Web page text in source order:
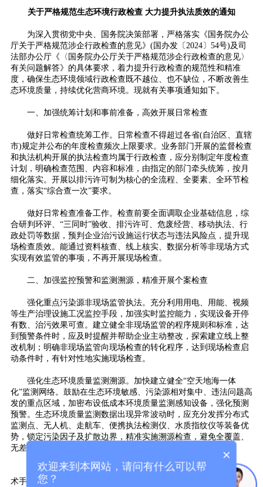
关于严格规范生态环境行政检查 大力提升执法质效的通知
为深入贯彻党中央、国务院决策部署，严格落实《国务院办公
厅关于严格规范涉企行政检查的意见》(国办发〔2024〕54号)及司
法部办公厅《〈国务院办公厅关于严格规范涉企行政检查的意见〉
有关问题解答》的具体要求，着力提升行政检查的规范性和精准
度，确保生态环境领域行政检查既不越位、也不缺位，不断改善生
态环境质量，持续优化营商环境。现就有关事项通知如下。
一、加强统筹计划和事前准备，高效开展日常检查
做好日常检查统筹工作。日常检查不得超过各省(自治区、直辖
市)规定并公布的年度检查频次上限要求。业务部门开展的监督检查
和执法机构开展的执法检查均属于行政检查，应分别制定年度检查
计划，明确检查范围、内容和标准，由指定的部门牵头统筹，按月
细化落实。开展以排污许可制为核心的全流程、全要素、全环节检
查，落实“综合查一次”要求。
做好日常检查准备工作。检查前要全面调取企业基础信息，综
合研判环评、“三同时”验收、排污许可、危废经营、移动执法、行
政处罚等数据，预判企业治污设施运行状态与违法风险点，提升现
场检查质效。能通过资料核查、线上核实、数据分析等非现场方式
实现有效监管的事项，不再开展现场检查。
二、加强监控预警和监测溯源，精准开展个案检查
强化重点污染源非现场监管执法。充分利用用电、用能、视频
等生产治理设施工况监控手段，加强实时监控能力，实现设备开停
有数、治污效果可查。建立健全非现场监管的程序规则和标准，达
到预警条件时，应及时提醒并帮助企业主动整改，探索建立线上整
改机制；明确非现场监管向现场检查的转化程序，达到现场检查启
动条件时，有针对性地实施现场检查。
强化生态环境质量监测溯源。加快建立健全“空天地海一体
化”监测网络。鼓励在生态环境敏感、污染源相对集中、违法问题高
发的重点区域，加密布设低成本环境质量监测感知设备，强化预测
预警。生态环境质量监测数据出现异常波动时，应充分发挥分布式
监测点、无人机、走航车、便携执法检测仪、水质指纹仪等装备优
势，锁定污染因子及扩散边界，精准实施溯源检查，避免全覆盖、
无差别检查。
强化恶意违法行为惩治。充分利用卫星遥感、无人机巡查等技
术手段，提前锁定疑似违法排污路径，实现对违法线索的精准查
×
欢迎来到本网站，请问有什么可以帮
您？